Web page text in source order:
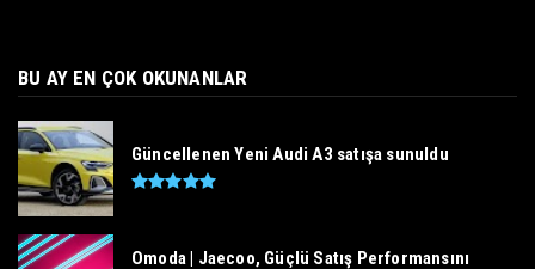
BU AY EN ÇOK OKUNANLAR
Güncellenen Yeni Audi A3 satışa sunuldu
Omoda | Jaecoo, Güçlü Satış Performansını